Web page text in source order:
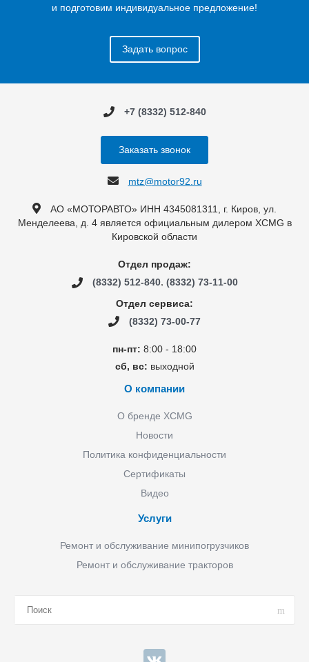
и подготовим индивидуальное предложение!
Задать вопрос
+7 (8332) 512-840
Заказать звонок
mtz@motor92.ru
АО «МОТОРАВТО» ИНН 4345081311, г. Киров, ул.
Менделеева, д. 4 является официальным дилером XCMG в
Кировской области
Отдел продаж:
(8332) 512-840, (8332) 73-11-00
Отдел сервиса:
(8332) 73-00-77
пн-пт: 8:00 - 18:00
сб, вс: выходной
О компании
О бренде XCMG
Новости
Политика конфиденциальности
Сертификаты
Видео
Услуги
Ремонт и обслуживание минипогрузчиков
Ремонт и обслуживание тракторов